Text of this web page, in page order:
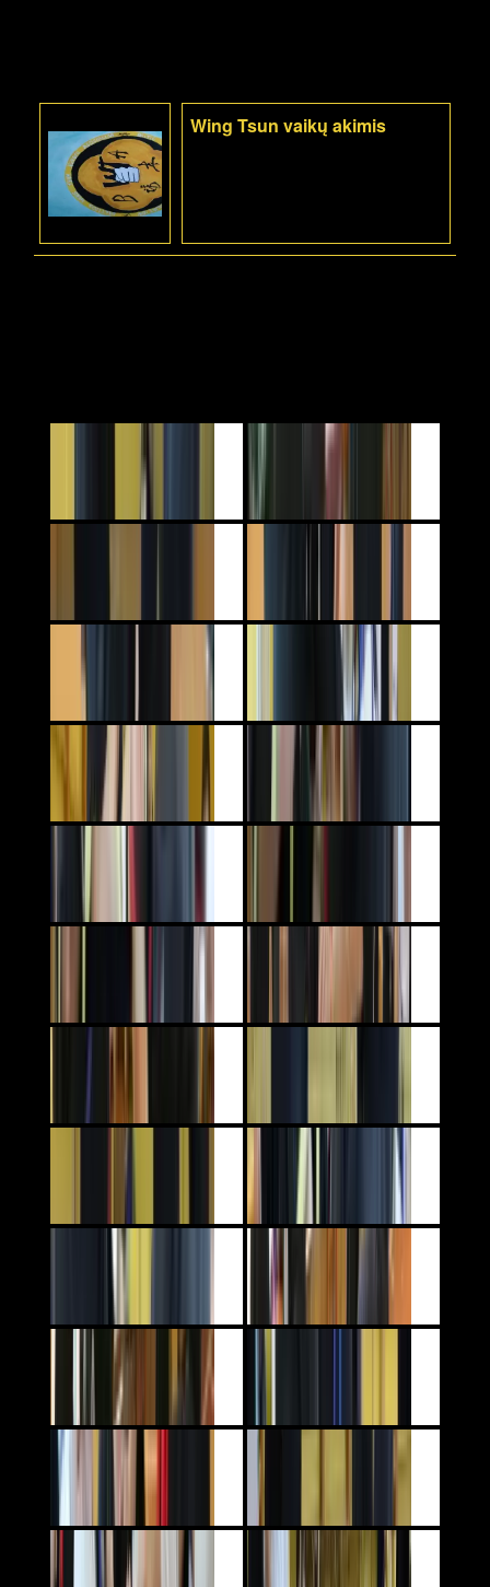
Wing Tsun vaikų akimis